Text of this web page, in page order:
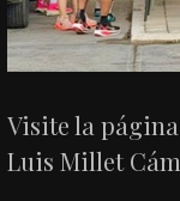
Visite la
Luis Millet